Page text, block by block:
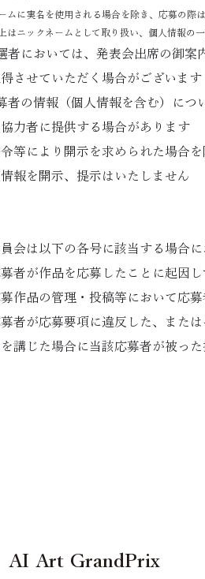
ムに実名を使用される場合を除き、応募の際
はニックネームとして取り扱い、個人情報の
者においては、発表会出席の御
させていただく場合がございます
者の情報（個人情報を含む）に
力者に提供する場合があります
等により開示を求められた場合
報を開示、提示はいたしません
会は以下の各号に該当する場合
募者が作品を応募したことに起因
募作品の管理・投稿等において応
募者が応募要項に違反した、また
講じた場合に当該応募者が被った
AI Art GrandPrix